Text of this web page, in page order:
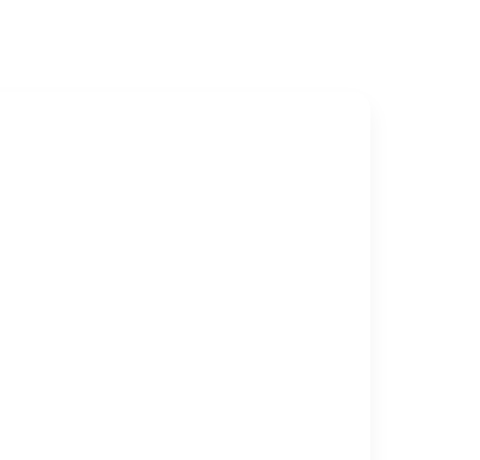
Brunet est une figure